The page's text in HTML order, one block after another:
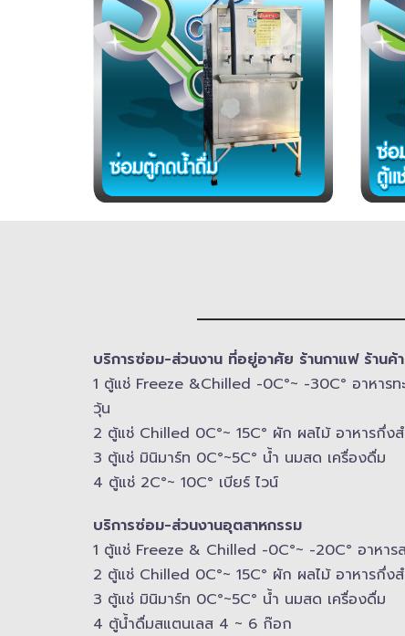
บริการซ่อม-​ส่วนงาน ที่อยู่อาศัย ร้านกาแฟ ร้านค้
1 ตู้แช่ Freeze &​Chilled -​0C°~ -​30C° อาหารทะ
วุ้น
2 ตู้แช่ Chilled​ 0C°~ 15C° ผัก ผลไม้ อาหารกึ่งสำ
3 ตู้แช่​ มินิมาร์ท 0C°~5C° น้ำ นมสด เครื่องดื่ม
บริการซ่อม-​ส่วนงานอุตสาหกรรม
1 ตู้แช่ Freeze &​ Chilled -​0C°~ -​20C° อาหาร
2 ตู้แช่ Chilled​ 0C°~ 15C° ผัก ผลไม้ อาหารกึ่งสำ
3 ตู้แช่​ มินิมาร์ท 0C°~5C° น้ำ นมสด เครื่องดื่ม